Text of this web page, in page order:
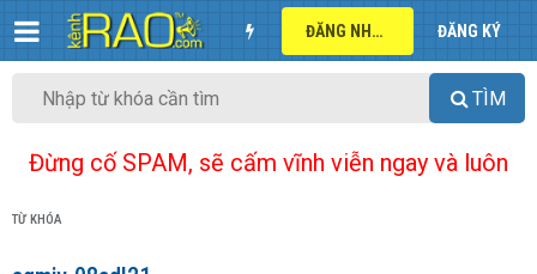
ĐĂNG NHẬP ĐĂNG KÝ
TÌM
Đừng cố SPAM, sẽ cấm vĩnh viễn ngay và luôn
TỪ KHÓA